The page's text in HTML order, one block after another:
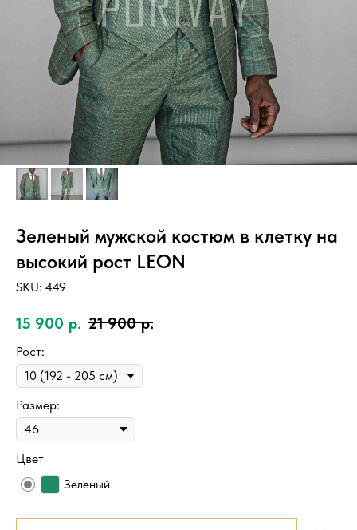
Зеленый мужской костюм в клетку на
высокий рост LEON
SKU: 449
15 900 р. 21 900 р.
Рост:
Размер:
Цвет
Зеленый